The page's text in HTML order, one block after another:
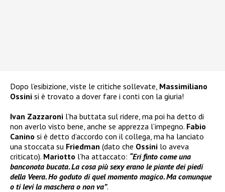
Dopo l’esibizione, viste le critiche sollevate, Massimiliano
Ossini si è trovato a dover fare i conti con la giuria!
Ivan Zazzaroni l’ha buttata sul ridere, ma poi ha detto di
non averlo visto bene, anche se apprezza l’impegno. Fabio
Canino si è detto d’accordo con il collega, ma ha lanciato
una stoccata su Friedman (dato che Ossini lo aveva
criticato). Mariotto l’ha attaccato: “Eri finto come una
banconota bucata. La cosa più sexy erano le piante dei piedi
della Veera. Ho goduto di quel momento magico. Ma comunque
o ti levi la maschera o non va”.